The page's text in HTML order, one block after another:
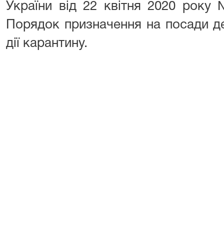
України від 22 квітня 2020
Порядок призначення на посади
дії карантину.